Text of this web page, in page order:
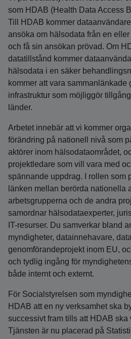
som HDAB (Health Data Access
Till HDAB kommer
ansöka om hälsodata från en
och få sin ansökan prövad. Om
datatillstånd kommer
hälsodata i en säker
kommer att vara sammanlänkade
infrastruktur som möjliggör
länder.
Arbetet innebär att vi kommer
förändring på nationell nivå som
aktörer inom hälsodataområdet,
projektledare som vill vara med
spännande uppdrag. I rollen som
länken mellan berörda nationella
arbetsgrupperna och de andra
samordnar hälsodataexperter,
IT-resurser. Du samverkar bland
myndigheter, datainnehavare,
genomförandeprojekt inom EU,
och tydlig ingång för
både internt och externt.
För Socialstyrelsen som
HDAB att en ny verksamhet ska
successivt fram tills att HDAB ska
Tjänsten är nu placerad på